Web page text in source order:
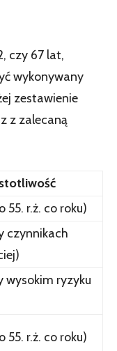
czy 67 lat,
wykonywany
zestawienie
z zalecaną
55. r.ż. co roku)
czynnikach
wysokim ryzyku
55. r.ż. co roku)